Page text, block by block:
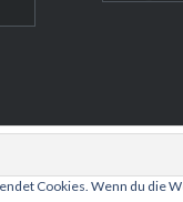
Cookies. Wenn du die